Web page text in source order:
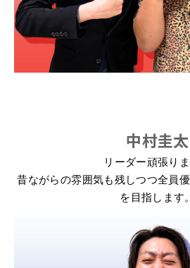
中村圭太
リーダー頑張りま
昔ながらの雰囲気も残しつつ全員
を目指します。